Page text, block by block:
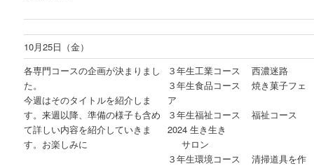
10月25日（金）
各専門コースの企画が決まりまし
た。
今週はそのタイトルを紹介しま
す。来週以降、準備の様子も含め
て詳しい内容を紹介していきま
す。お楽しみに
３年生工業コース 西濃迷路
３年生食品コース 焼き菓子フェ
ア
３年生福祉コース 福祉コース
2024 生き生き
サロン
３年生環境コース 清掃道具を作